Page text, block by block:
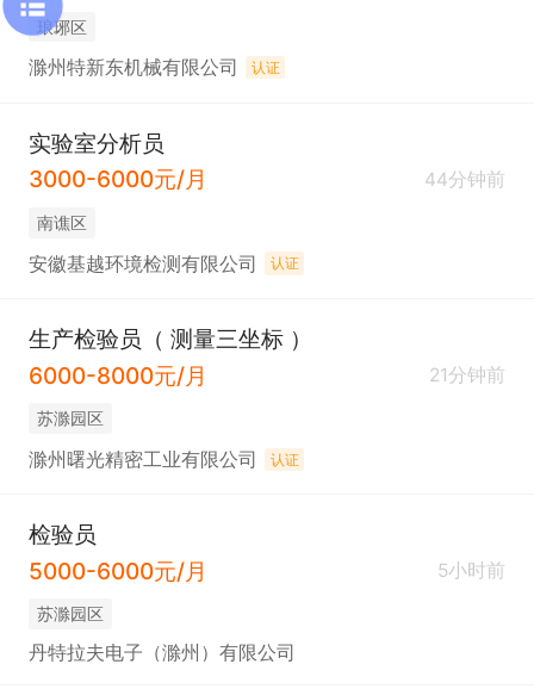
琅琊区
滁州特新东机械有限公司 认证
实验室分析员
3000-6000元/月
44分钟前
南谯区
安徽基越环境检测有限公司 认证
生产检验员（ 测量三坐标 ）
6000-8000元/月
21分钟前
苏滁园区
滁州曙光精密工业有限公司 认证
检验员
5000-6000元/月
5小时前
苏滁园区
丹特拉夫电子（滁州）有限公司